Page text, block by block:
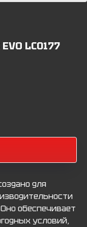
LC0177
для
обеспечивает
условий,